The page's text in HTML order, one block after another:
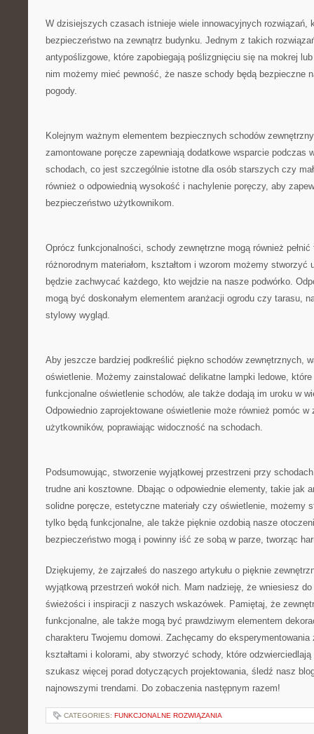
W dzisiejszych czasach istnieje wiele ‌innowacyjnych rozwiązań,
bezpieczeństwo na zewnątrz budynku.‍ Jednym ⁤z ⁢takich
antypoślizgowe, które zapobiegają poślizgnięciu się na mokrej⁤
nim możemy mieć ‌pewność, ‌że nasze schody będą‍ bezpieczne
pogody.
Kolejnym ważnym elementem bezpiecznych schodów
zamontowane poręcze ‍zapewniają dodatkowe wsparcie podczas
schodach, co jest szczególnie istotne dla osób ‌starszych czy
również o odpowiednią wysokość i nachylenie‍ poręczy, aby
bezpieczeństwo użytkownikom.
Oprócz funkcjonalności, schody zewnętrzne mogą ⁣również
różnorodnym materiałom, ‌kształtom i wzorom⁤ możemy ⁢stworzyć
będzie ⁣zachwycać każdego, kto wejdzie na nasze podwórko.
mogą być doskonałym elementem aranżacji ogrodu ⁢czy tarasu,
stylowy wygląd.
Aby jeszcze​ bardziej podkreślić piękno schodów ‍zewnętrznych,
oświetlenie. Możemy zainstalować delikatne⁤ lampki ledowe,
⁢funkcjonalne oświetlenie schodów, ale także dodają im uroku ‍w
⁣Odpowiednio zaprojektowane oświetlenie może również pomóc
użytkowników,⁣ poprawiając widoczność ⁤na⁢ schodach.
Podsumowując,‌ stworzenie wyjątkowej przestrzeni przy
⁤trudne ⁢ani kosztowne.‍ Dbając o odpowiednie‌ elementy,‍ takie jak
⁢solidne poręcze, estetyczne materiały czy oświetlenie, możemy
tylko będą funkcjonalne,⁤ ale także pięknie ozdobią nasze
bezpieczeństwo mogą ⁤i ⁣powinny iść ​ze sobą w ⁢parze, tworząc
Dziękujemy, ‌że zajrzałeś do​ naszego artykułu o pięknie
wyjątkową przestrzeń wokół nich. ⁣Mam nadzieję, że wniesiesz
świeżości i inspiracji z naszych wskazówek. Pamiętaj, że
funkcjonalne, ​ale także mogą‍ być ‌prawdziwym elementem
charakteru‌ Twojemu domowi. Zachęcamy do eksperymentowania​
kształtami i kolorami, aby ‌stworzyć schody, które
⁤szukasz więcej porad ‍dotyczących⁢ projektowania, śledź‍ nasz
najnowszymi trendami. Do zobaczenia⁤ następnym razem!
CATEGORIES: FUNKCJONALNE ROZWIĄZANIA